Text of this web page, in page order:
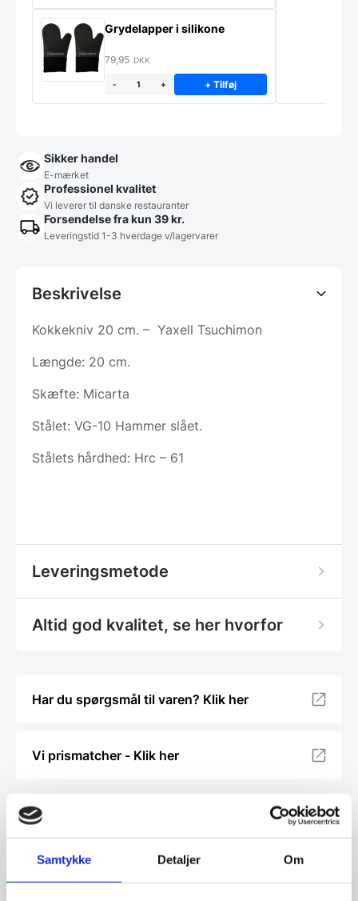
Samtykke Detaljer Om
Grydelapper i silikone
79,95 DKK
- + + Tilføj
Sikker handel
E-mærket
Professionel kvalitet
Vi leverer til danske restauranter
Forsendelse fra kun 39 kr.
Leveringstid 1-3 hverdage v/lagervarer
Beskrivelse
Kokkekniv 20 cm. – Yaxell Tsuchimon
Længde: 20 cm.
Skæfte: Micarta
Stålet: VG-10 Hammer slået.
Stålets hårdhed: Hrc – 61
Leveringsmetode
Altid god kvalitet, se her hvorfor
Har du spørgsmål til varen? Klik her
Vi prismatcher - Klik her
Relaterede varer
SPAR 1% SPAR 16%